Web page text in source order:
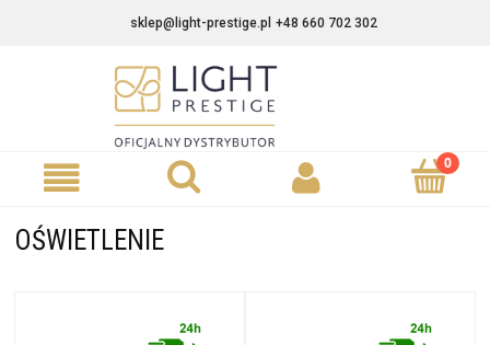
sklep@light-prestige.pl +48 660 702 302
OŚWIETLENIE